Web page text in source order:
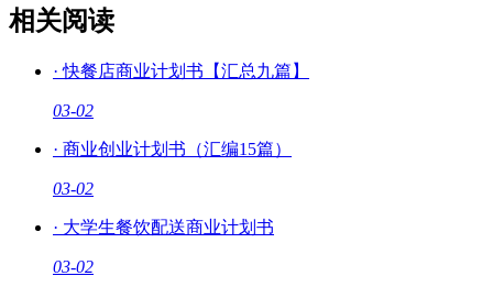
相关阅读
·快餐店商业计划书【汇总九篇】
03-02
· 商业创业计划书（汇编15篇）
03-02
· 大学生餐饮配送商业计划书
03-02